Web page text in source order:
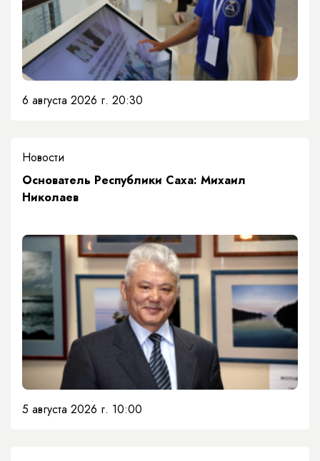
6 августа 2026 г. 20:30
Новости
Основатель Республики Саха: Михаил
Николаев
5 августа 2026 г. 10:00